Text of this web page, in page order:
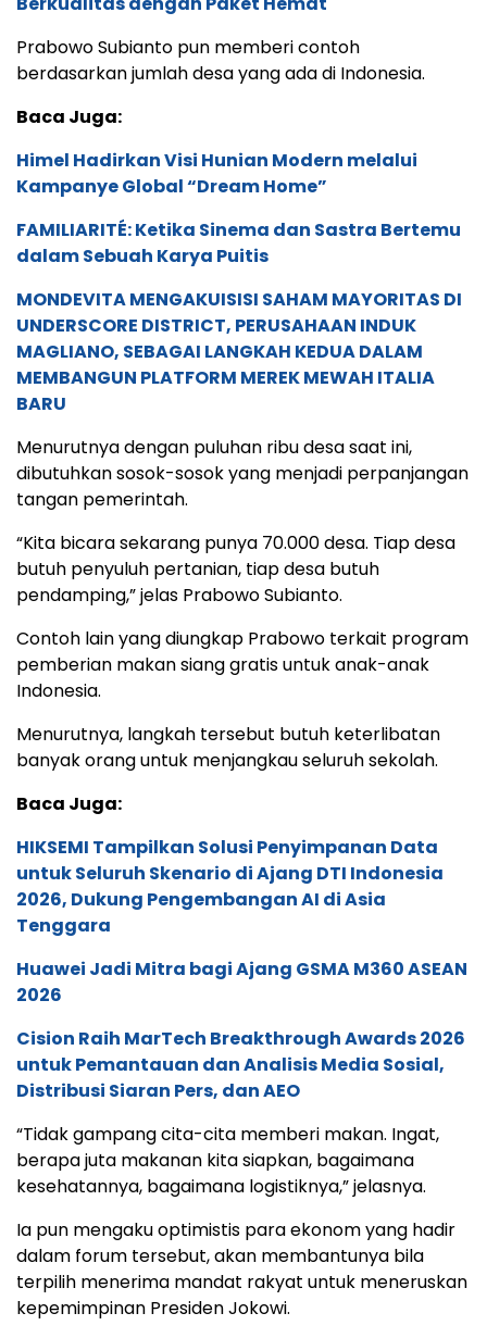
Prabowo Subianto pun memberi contoh
berdasarkan jumlah desa yang ada di Indonesia.
Baca Juga:
Himel Hadirkan Visi Hunian Modern melalui
Kampanye Global “Dream Home”
FAMILIARITÉ: Ketika Sinema dan Sastra Bertemu
dalam Sebuah Karya Puitis
MONDEVITA MENGAKUISISI SAHAM MAYORITAS DI
UNDERSCORE DISTRICT, PERUSAHAAN INDUK
MAGLIANO, SEBAGAI LANGKAH KEDUA DALAM
MEMBANGUN PLATFORM MEREK MEWAH ITALIA
BARU
Menurutnya dengan puluhan ribu desa saat ini,
dibutuhkan sosok-sosok yang menjadi perpanjangan
tangan pemerintah.
“Kita bicara sekarang punya 70.000 desa. Tiap desa
butuh penyuluh pertanian, tiap desa butuh
pendamping,” jelas Prabowo Subianto.
Contoh lain yang diungkap Prabowo terkait program
pemberian makan siang gratis untuk anak-anak
Indonesia.
Menurutnya, langkah tersebut butuh keterlibatan
banyak orang untuk menjangkau seluruh sekolah.
Baca Juga:
HIKSEMI Tampilkan Solusi Penyimpanan Data
untuk Seluruh Skenario di Ajang DTI Indonesia
2026, Dukung Pengembangan AI di Asia
Tenggara
Huawei Jadi Mitra bagi Ajang GSMA M360 ASEAN
2026
Cision Raih MarTech Breakthrough Awards 2026
untuk Pemantauan dan Analisis Media Sosial,
Distribusi Siaran Pers, dan AEO
“Tidak gampang cita-cita memberi makan. Ingat,
berapa juta makanan kita siapkan, bagaimana
kesehatannya, bagaimana logistiknya,” jelasnya.
Ia pun mengaku optimistis para ekonom yang hadir
dalam forum tersebut, akan membantunya bila
terpilih menerima mandat rakyat untuk meneruskan
kepemimpinan Presiden Jokowi.